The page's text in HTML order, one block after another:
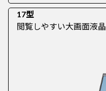
17型
閲覧しやすい大画面液晶